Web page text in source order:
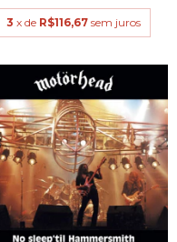
3 x de R$116,67 sem juros